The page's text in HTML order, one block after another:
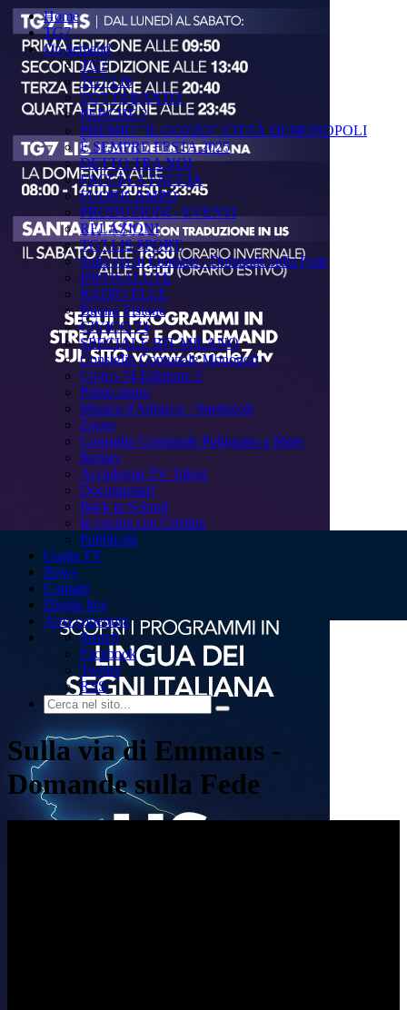
Home
TG7
On demand
TG7
TG7 LIS
TG7 TARANTO
PERCHÉ ?
PREMIO "IL GOZZO" CITTÀ DI MONOPOLI
È SEMPRE FESTA 2025
DETTO TRA NOI
FACCIA A FACCIA
FUORICAMPO
PRODUZIONI - EVENTI
RELAZIONI
TG7 LIS SPORT
Sulla via di Emmaus - Domande sulla Fede
INFOSALUTE
RADIO ELLE
Buona Visione
CIVICO 74
SPECIALE BIT MILANO
Consiglio Comunale Monopoli
Civico 74 Edizione 2
Primo piano
Musica d'Attracco - Spettacoli
Zoom
Consiglio Comunale Polignano a Mare
Replay
Accademia TV Talent
Documentari
Back to School
In cucina con Cristina
Pubblicità
Guida TV
News
Contatti
Dirette live
Area copertura
Search
Facebook
Twitter
RSS
Sulla via di Emmaus -
Domande sulla Fede